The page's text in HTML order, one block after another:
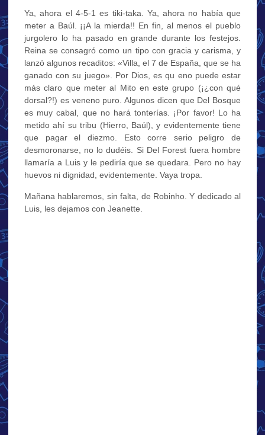
Ya, ahora el 4-5-1 es tiki-taka. Ya, ahora no había que
meter a Baúl. ¡¡A la mierda!! En fin, al menos el pueblo
jurgolero lo ha pasado en grande durante los festejos.
Reina se consagró como un tipo con gracia y carisma, y
lanzó algunos recaditos: «Villa, el 7 de España, que se ha
ganado con su juego». Por Dios, es qu eno puede estar
más claro que meter al Mito en este grupo (¡¿con qué
dorsal?!) es veneno puro. Algunos dicen que Del Bosque
es muy cabal, que no hará tonterías. ¡Por favor! Lo ha
metido ahí su tribu (Hierro, Baúl), y evidentemente tiene
que pagar el diezmo. Esto corre serio peligro de
desmoronarse, no lo dudéis. Si Del Forest fuera hombre
llamaría a Luis y le pediría que se quedara. Pero no hay
huevos ni dignidad, evidentemente. Vaya tropa.
Mañana hablaremos, sin falta, de Robinho. Y dedicado al
Luis, les dejamos con Jeanette.